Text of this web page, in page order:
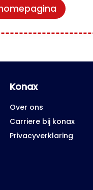
Konax
Over ons
Carriere bij konax
Privacyverklaring